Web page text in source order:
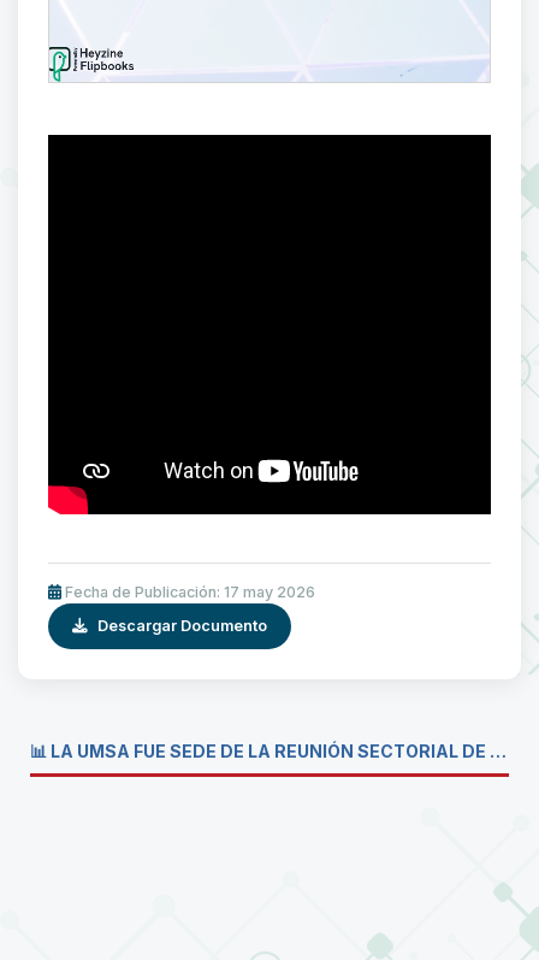
Fecha de Publicación: 17 may 2026
Descargar Documento
📊 LA UMSA FUE SEDE DE LA REUNIÓN SECTORIAL DE CARRERAS DE ECONOMÍA DEL SISTEMA DE LA UNIVERSIDAD BOLIVIANA💼